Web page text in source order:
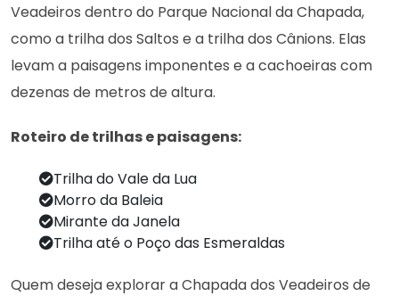
Veadeiros dentro do Parque Nacional da Chapada,
como a trilha dos Saltos e a trilha dos Cânions. Elas
levam a paisagens imponentes e a cachoeiras com
dezenas de metros de altura.
Roteiro de trilhas e paisagens:
Trilha do Vale da Lua
Morro da Baleia
Mirante da Janela
Trilha até o Poço das Esmeraldas
Quem deseja explorar a Chapada dos Veadeiros de